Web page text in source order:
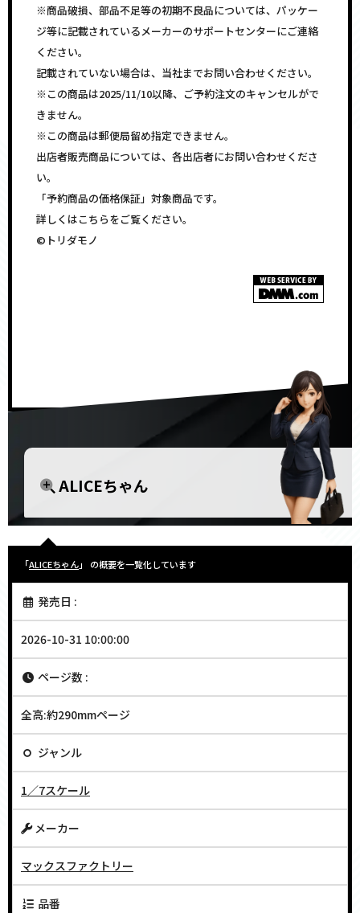
※商品破損、部品不足等の初期不良品については、パッケー
ジ等に記載されているメーカーのサポートセンターにご連絡
ください。
記載されていない場合は、当社までお問い合わせください。
※この商品は2025/11/10以降、ご予約注文のキャンセルがで
きません。
※この商品は郵便局留め指定できません。
出店者販売商品については、各出店者にお問い合わせくださ
い。
「予約商品の価格保証」対象商品です。
詳しくはこちらをご覧ください。
©トリダモノ
ALICEちゃん
「ALICEちゃん」 の概要を一覧化しています
発売日 :
2026-10-31 10:00:00
ページ数 :
全高:約290mmページ
ジャンル
1／7スケール
メーカー
マックスファクトリー
品番